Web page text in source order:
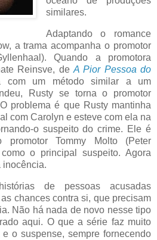
similares.
Adaptando o romance
a trama acompanha o promotor
Quando a promotora
Reinsve, de A Pior Pessoa do
com um método similar a um
Rusty se torna o promotor
problema é que Rusty mantinha
com Carolyn e esteve com ela na
o suspeito do crime. Ele é
Tommy Molto (Peter
o principal suspeito. Agora
inocência.
de pessoas acusadas
chances contra si, que precisam
Não há nada de novo nesse tipo
aqui. O que a série faz muito
o suspense, sempre fornecendo